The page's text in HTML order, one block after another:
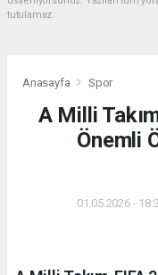
tutulamaz.
Anasayfa Spor
A Milli
Önemli
01.05.2026 -